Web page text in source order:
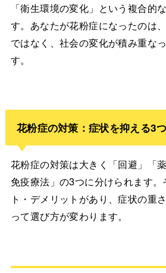
「衛生環境の変化」という複合的
す。あなたが花粉症になったのは
ではなく、社会の変化が積み重な
す。
花粉症の対策：症状を抑える3
花粉症の対策は大きく「回避」「
免疫療法」の3つに分けられます。
ト・デメリットがあり、症状の重
って選び方が変わります。